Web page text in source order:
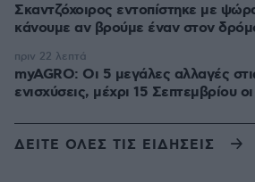
Σκαντζόχοιρος εντοπίστηκε με
κάνουμε αν βρούμε έναν στον
myAGRO: Οι 5 μεγάλες αλλαγές
ενισχύσεις, μέχρι 15 Σεπτεμβρίου οι
πριν 22 λεπτά
ΔΕΙΤΕ ΟΛΕΣ ΤΙΣ ΕΙΔΗΣΕΙΣ